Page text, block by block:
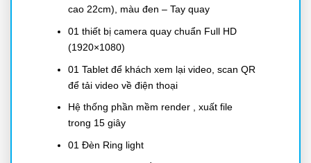
cao 22cm), màu đen – Tay quay
01 thiết bị camera quay chuẩn Full HD
(1920×1080)
01 Tablet để khách xem lại video, scan QR
để tải video về điện thoại
Hệ thống phần mềm render , xuất file
trong 15 giây
01 Đèn Ring light